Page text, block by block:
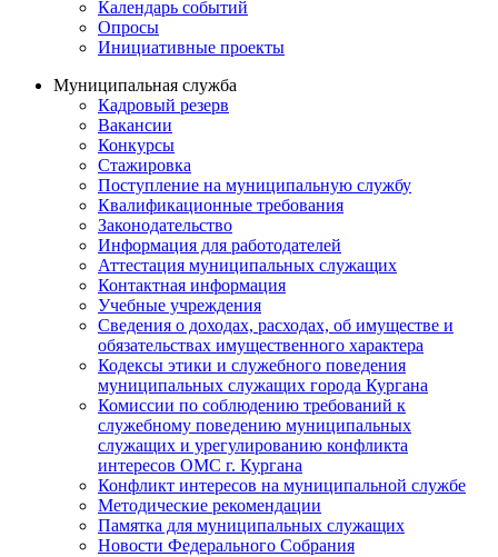
Календарь событий
Опросы
Инициативные проекты
Муниципальная служба
Кадровый резерв
Вакансии
Конкурсы
Стажировка
Поступление на муниципальную службу
Квалификационные требования
Законодательство
Информация для работодателей
Аттестация муниципальных служащих
Контактная информация
Учебные учреждения
Сведения о доходах, расходах, об имуществе и
обязательствах имущественного характера
Кодексы этики и служебного поведения
муниципальных служащих города Кургана
Комиссии по соблюдению требований к
служебному поведению муниципальных
служащих и урегулированию конфликта
интересов ОМС г. Кургана
Конфликт интересов на муниципальной службе
Методические рекомендации
Памятка для муниципальных служащих
Новости Федерального Cобрания